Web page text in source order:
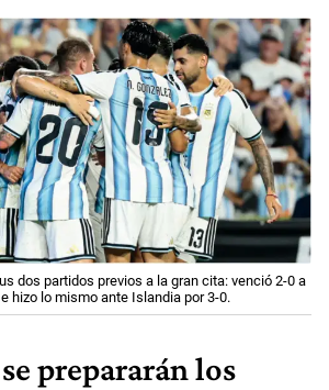
dos partidos previos a la gran cita: venció 2-0 a
hizo lo mismo ante Islandia por 3-0.
prepararán los